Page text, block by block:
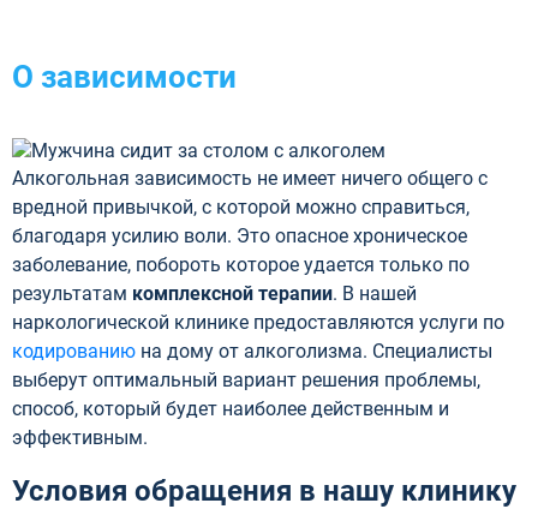
О зависимости
Алкогольная зависимость не имеет ничего общего с
вредной привычкой, с которой можно справиться,
благодаря усилию воли. Это опасное хроническое
заболевание, побороть которое удается только по
результатам комплексной терапии. В нашей
наркологической клинике предоставляются услуги по
кодированию на дому от алкоголизма. Специалисты
выберут оптимальный вариант решения проблемы,
способ, который будет наиболее действенным и
эффективным.
Условия обращения в нашу клинику